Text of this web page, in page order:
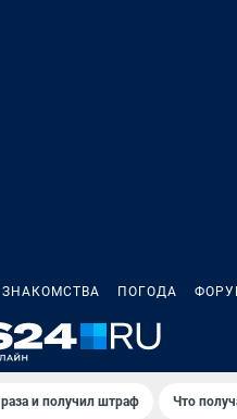
ЗНАКОМСТВА ПОГОДА
и получил штраф Что